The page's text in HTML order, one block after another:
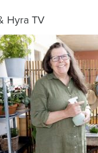
Hyra TV